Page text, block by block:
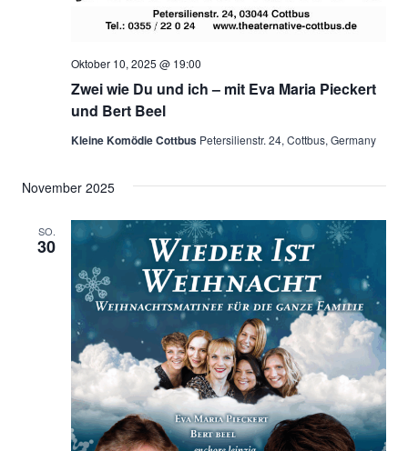
Zwei wie Du und ich – mit Eva Maria Pieckert
und Bert Beel
Oktober 10, 2025 @ 19:00
Kleine Komödie Cottbus Petersilienstr. 24, Cottbus, Germany
November 2025
SO.
30